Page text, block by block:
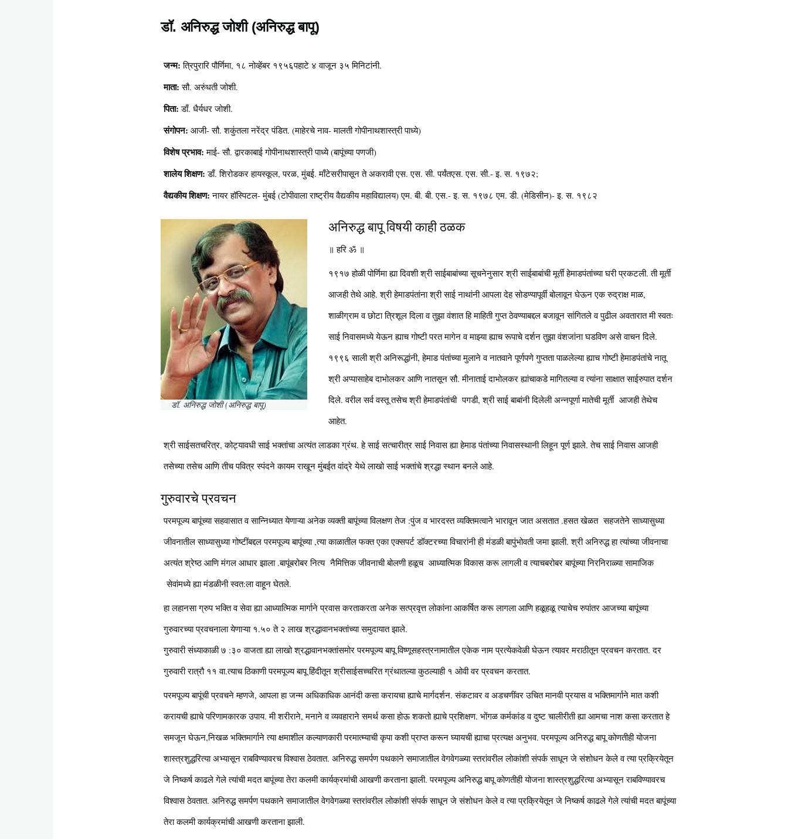
डॉ. अनिरुद्ध जोशी (अनिरुद्ध बापू)
Content
जन्म: त्रिपुरारि पौर्णिमा, १८ नोव्हेंबर १९५६पहाटे ४ वाजून ३५ मिनिटांनी.
माता: सौ. अरुंधती जोशी.
पिता: डाँ. धैर्यधर जोशी.
संगोपन: आजी- सौ. शकुंतला नरेंद्र पंडित. (माहेरचे नाव- मालती गोपीनाथशास्त्री पाध्ये)
विशेष प्रभाव: माई- सौ. द्वारकाबाई गोपीनाथशास्त्री पाध्ये (बापूंच्या पणजी)
शालेय शिक्षण: डाँ. शिरोडकर हायस्कूल, परळ, मुंबई. माँटेसरीपासून ते अकरावी एस. एस. सी. पर्यंतएस. एस. सी.- इ. स. १९७२;
वैद्यकीय शिक्षण: नायर हॉस्पिटल- मुंबई (टोपीवाला राष्ट्रीय वैद्यकीय महाविद्यालय) एम. बी. बी. एस.- इ. स. १९७८ एम. डी. (मेडिसीन)- इ. स. १९८२
डॉ. अनिरुद्ध जोशी (अनिरुद्ध बापू)
अनिरुद्ध बापू विषयी काही ठळक
॥ हरि ॐ ॥
१९१७ होळी पोर्णिमा ह्या दिवशी श्री साईबाबांच्या सूचनेनुसार श्री साईबाबांची मूर्ती हेमाडपंतांच्या घरी प्रकटली. ती मूर्ती
आजही तेथे आहे. श्री हेमाडपंतांना श्री साई नाथांनी आपला देह सोडण्यापूर्वी बोलावून घेऊन एक रुद्राक्ष माळ,
शाळीग्राम व छोटा त्रिशूल दिला व तुझा वंशात हि माहिती गुप्त ठेवण्याबद्दल बजावून सांगितले व पुढील अवतारात मी स्वतः
साई निवासमध्ये येऊन ह्याच गोष्टी परत मागेन व माझ्या ह्याच रूपाचे दर्शन तुझा वंशजांना घडविण असे वाचन दिले.
१९९६ साली श्री अनिरूद्धांनी, हेमाड पंतांच्या मुलाने व नातवाने पूर्णपणे गुप्तता पाळलेल्या ह्याच गोष्टी हेमाडपंतांचे नातू
श्री अप्पासाहेब दाभोलकर आणि नातसून सौ. मीनाताई दाभोलकर ह्यांचाकडे मागितल्या व त्यांना साक्षात साईरुपात दर्शन
दिले. वरील सर्व वस्तू तसेच श्री हेमाडपंतांची पगडी, श्री साई बाबांनी दिलेली अन्नपूर्णा मातेची मूर्ती आजही तेथेच
आहेत.
श्री साईसतचरित्र, कोट्यावधी साई भक्तांचा अत्यंत लाडका ग्रंथ. हे साई सत्चारीत्र साई निवास ह्या हेमाड पंतांच्या निवासस्थानी लिहून पूर्ण झाले. तेच साई निवास आजही
तसेच्या तसेच आणि तीच पवित्र स्पंदने कायम राखून मुंबईत वांद्रे येथे लाखो साई भक्तांचे श्रद्धा स्थान बनले आहे.
गुरुवारचे प्रवचन
परमपूज्य बापूंच्या सहवासात व सान्निध्यात येणाऱ्या अनेक व्यक्ती बापूंच्या विलक्षण तेज :पुंज व भारदस्त व्यक्तिमत्वाने भारावून जात असतात .हसत खेळत सहजतेने साध्यासुध्या
जीवनातील साध्यासुध्या गोष्टींबद्दल परमपूज्य बापूंच्या ,त्या काळातील फक्त एका एक्सपर्ट डॉक्टरच्या विचारांनी ही मंडळी बापुंभोवती जमा झाली. श्री अनिरुद्ध हा त्यांच्या जीवनाचा
अत्यंत श्रेष्ठ आणि मंगल आधार झाला .बापूंबरोबर नित्य नैमित्तिक जीवनाची बोलणी हळूच आध्यात्मिक विकास करू लागली व त्याचबरोबर बापूंच्या निरनिराळ्या सामाजिक
सेवांमध्ये ह्या मंडळीनी स्वत:ला वाहून घेतले.
हा लहानसा ग्रुप भक्ति व सेवा ह्या आध्यात्मिक मार्गाने प्रवास करताकरता अनेक सत्प्रवृत्त लोकांना आकर्षित करू लागला आणि हळूहळू त्याचेच रुपांतर आजच्या बापूंच्या
गुरुवारच्या प्रवचनाला येणाऱ्या १.५० ते २ लाख श्रद्धावानभक्तांच्या समुदायात झाले.
गुरुवारी संध्याकाळी ७ :३० वाजता ह्या लाखो श्रद्धावानभक्तांसमोर परमपूज्य बापू विष्णूसहस्त्रनामातील एकेक नाम प्रत्येकवेळी घेऊन त्यावर मराठीतून प्रवचन करतात. दर
गुरुवारी रात्रौ ११ वा.त्याच ठिकाणी परमपूज्य बापू हिंदीतून श्रीसाईसच्चरित ग्रंथातल्या कुठल्याही १ ओवी वर प्रवचन करतात.
परमपूज्य बापूंची प्रवचने म्हणजे, आपला हा जन्म अधिकाधिक आनंदी कसा करायचा ह्याचे मार्गदर्शन. संकटावर व अडचणींवर उचित मानवी प्रयास व भक्तिमार्गाने मात कशी
करायची ह्याचे परिणामकारक उपाय. मी शरीराने, मनाने व व्यवहाराने समर्थ कसा होऊ शकतो ह्याचे प्रशिक्षण. भोंगळ कर्मकांड व दुष्ट चालीरीती ह्या आमचा नाश कसा करतात हे
समजून घेऊन,निखळ भक्तिमार्गाने त्या क्षमाशील कल्याणकारी परमात्म्याची कृपा कशी प्राप्त करून घ्यायची ह्याचा प्रत्यक्ष अनुभव. परमपूज्य अनिरुद्ध बापू कोणतीही योजना
शास्त्रशुद्धरित्या अभ्यासून राबविण्यावरच विश्वास ठेवतात. अनिरुद्ध समर्पण पथकाने समाजातील वेगवेगळ्या स्तरांवरील लोकांशी संपर्क साधून जे संशोधन केले व त्या प्रक्रियेतून
जे निष्कर्ष काढले गेले त्यांची मदत बापूंच्या तेरा कलमी कार्यक्रमांची आखणी करताना झाली. परमपूज्य अनिरुद्ध बापू कोणतीही योजना शास्त्रशुद्धरित्या अभ्यासून राबविण्यावरच
विश्वास ठेवतात. अनिरुद्ध समर्पण पथकाने समाजातील वेगवेगळ्या स्तरांवरील लोकांशी संपर्क साधून जे संशोधन केले व त्या प्रक्रियेतून जे निष्कर्ष काढले गेले त्यांची मदत बापूंच्या
तेरा कलमी कार्यक्रमांची आखणी करताना झाली.